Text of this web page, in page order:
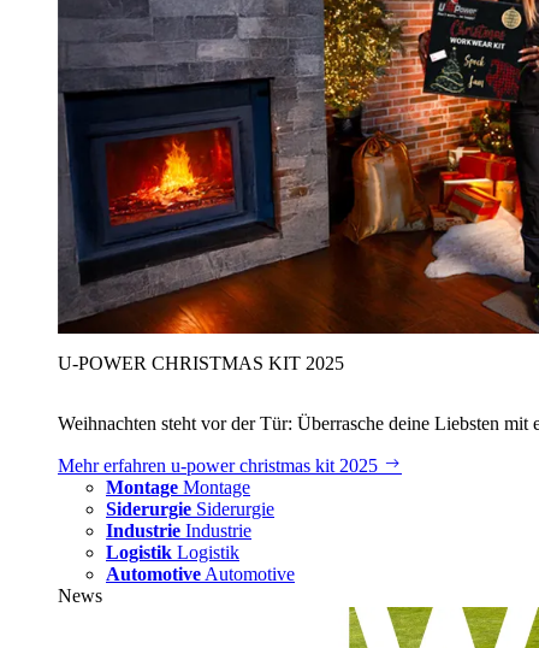
U‑POWER CHRISTMAS KIT 2025
Weihnachten steht vor der Tür: Überrasche deine Liebsten
Mehr erfahren u‑power christmas kit 2025
Montage Montage
Siderurgie Siderurgie
Industrie Industrie
Logistik Logistik
Automotive Automotive
News